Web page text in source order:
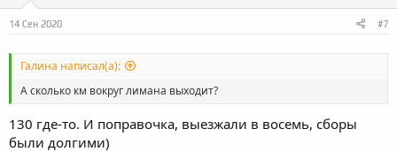
14 Сен 2020 #7
Галина написал(а):
А сколько км вокруг лимана выходит?
130 где-то. И поправочка, выезжали в восемь, сборы
были долгими)